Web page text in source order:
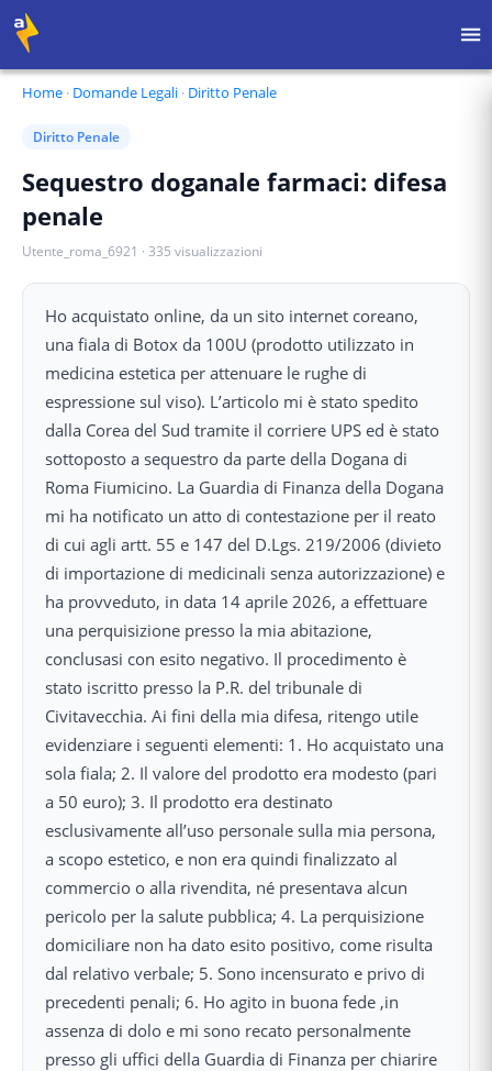
Home · Domande Legali · Diritto Penale
Diritto Penale
Sequestro doganale farmaci: difesa
penale
Utente_roma_6921 · 335 visualizzazioni
Ho acquistato online, da un sito internet coreano,
una fiala di Botox da 100U (prodotto utilizzato in
medicina estetica per attenuare le rughe di
espressione sul viso). L’articolo mi è stato spedito
dalla Corea del Sud tramite il corriere UPS ed è stato
sottoposto a sequestro da parte della Dogana di
Roma Fiumicino. La Guardia di Finanza della Dogana
mi ha notificato un atto di contestazione per il reato
di cui agli artt. 55 e 147 del D.Lgs. 219/2006 (divieto
di importazione di medicinali senza autorizzazione) e
ha provveduto, in data 14 aprile 2026, a effettuare
una perquisizione presso la mia abitazione,
conclusasi con esito negativo. Il procedimento è
stato iscritto presso la P.R. del tribunale di
Civitavecchia. Ai fini della mia difesa, ritengo utile
evidenziare i seguenti elementi: 1. Ho acquistato una
sola fiala; 2. Il valore del prodotto era modesto (pari
a 50 euro); 3. Il prodotto era destinato
esclusivamente all’uso personale sulla mia persona,
a scopo estetico, e non era quindi finalizzato al
commercio o alla rivendita, né presentava alcun
pericolo per la salute pubblica; 4. La perquisizione
domiciliare non ha dato esito positivo, come risulta
dal relativo verbale; 5. Sono incensurato e privo di
precedenti penali; 6. Ho agito in buona fede ,in
assenza di dolo e mi sono recato personalmente
presso gli uffici della Guardia di Finanza per chiarire